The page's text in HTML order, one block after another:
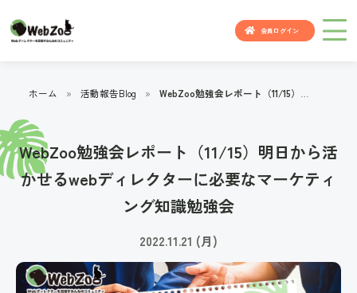
会員ログイン
ホーム » 活動報告Blog »
WebZoo勉強会レポート（11/15）明日から活
かせるwebディレクターに必要なマーケティ
ング知識勉強会
2022.11.21 (月)